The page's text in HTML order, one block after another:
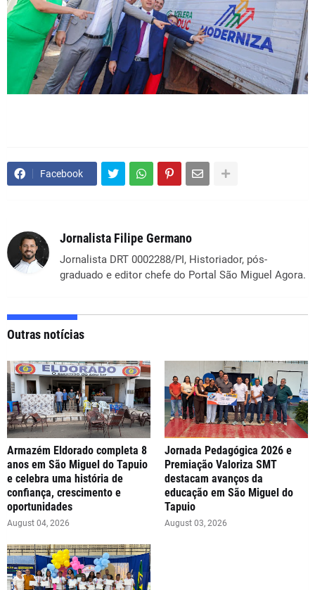
Facebook
Jornalista Filipe Germano
Jornalista DRT 0002288/PI, Historiador, pós-
graduado e editor chefe do Portal São Miguel Agora.
Outras notícias
Armazém Eldorado completa 8
anos em São Miguel do Tapuio
e celebra uma história de
confiança, crescimento e
oportunidades
August 04, 2026
Jornada Pedagógica 2026 e
Premiação Valoriza SMT
destacam avanços da
educação em São Miguel do
Tapuio
August 03, 2026